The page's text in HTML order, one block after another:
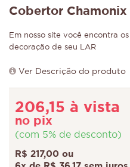
Cobertor
Em nosso site você encontra
decoração de seu LAR
Ver Descrição do produto
206,15 à vista
no pix
(com 5% de desconto)
R$ 217,00 ou